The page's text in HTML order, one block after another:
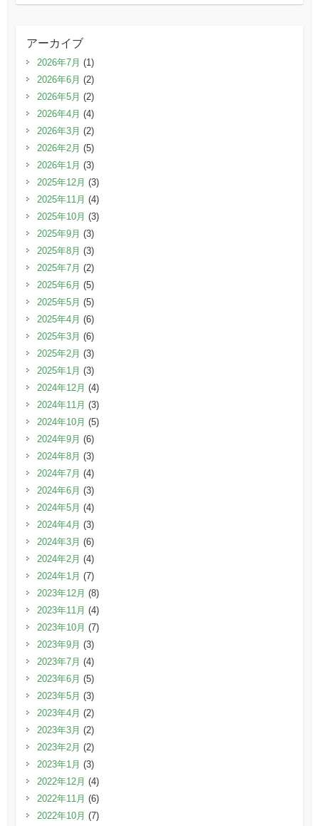
アーカイブ
2026年7月 (1)
2026年6月 (2)
2026年5月 (2)
2026年4月 (4)
2026年3月 (2)
2026年2月 (5)
2026年1月 (3)
2025年12月 (3)
2025年11月 (4)
2025年10月 (3)
2025年9月 (3)
2025年8月 (3)
2025年7月 (2)
2025年6月 (5)
2025年5月 (5)
2025年4月 (6)
2025年3月 (6)
2025年2月 (3)
2025年1月 (3)
2024年12月 (4)
2024年11月 (3)
2024年10月 (5)
2024年9月 (6)
2024年8月 (3)
2024年7月 (4)
2024年6月 (3)
2024年5月 (4)
2024年4月 (3)
2024年3月 (6)
2024年2月 (4)
2024年1月 (7)
2023年12月 (8)
2023年11月 (4)
2023年10月 (7)
2023年9月 (3)
2023年7月 (4)
2023年6月 (5)
2023年5月 (3)
2023年4月 (2)
2023年3月 (2)
2023年2月 (2)
2023年1月 (3)
2022年12月 (4)
2022年11月 (6)
2022年10月 (7)